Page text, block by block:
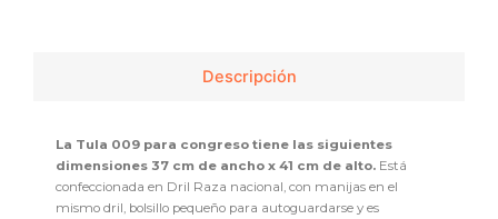
Descripción
La Tula 009 para congreso tiene las siguientes
dimensiones 37 cm de ancho x 41 cm de alto. Está
confeccionada en Dril Raza nacional, con manijas en el
mismo dril, bolsillo pequeño para autoguardarse y es